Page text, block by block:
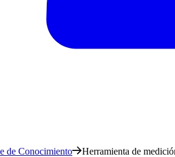
de Conocimiento Herramienta de